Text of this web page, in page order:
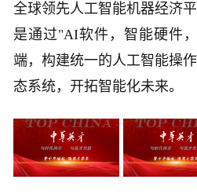
全球领先人工智能机器经济
是通过"AI软件，智能硬件
端，构建统一的人工智能操
态系统，开拓智能化未来。